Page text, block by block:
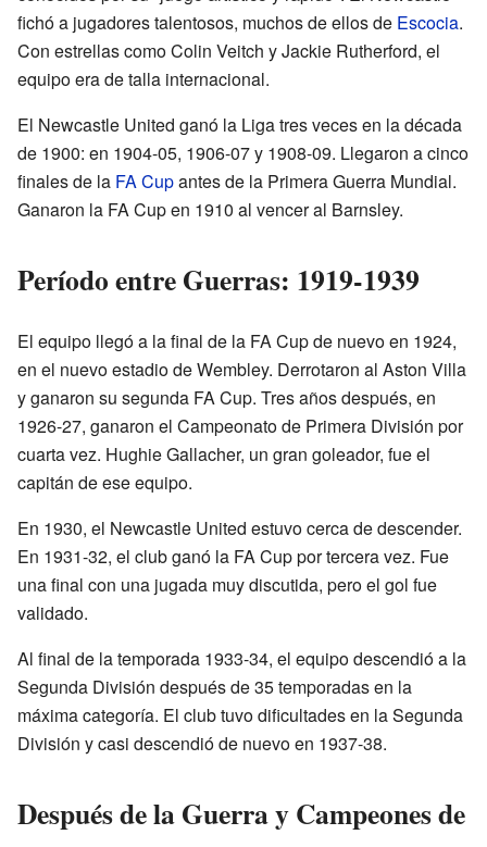
fichó a jugadores talentosos, muchos de ellos de Escocia.
Con estrellas como Colin Veitch y Jackie Rutherford, el
equipo era de talla internacional.
El Newcastle United ganó la Liga tres veces en la década
de 1900: en 1904-05, 1906-07 y 1908-09. Llegaron a cinco
finales de la FA Cupantes de la Primera Guerra Mundial.
Ganaron la FA Cup en 1910 al vencer al Barnsley.
Período entre Guerras: 1919-1939
El equipo llegó a la final de la FA Cup de nuevo en 1924,
en el nuevo estadio de Wembley. Derrotaron al Aston Villa
y ganaron su segunda FA Cup. Tres años después, en
1926-27, ganaron el Campeonato de Primera División por
cuarta vez. Hughie Gallacher, un gran goleador, fue el
capitán de ese equipo.
En 1930, el Newcastle United estuvo cerca de descender.
En 1931-32, el club ganó la FA Cup por tercera vez. Fue
una final con una jugada muy discutida, pero el gol fue
validado.
Al final de la temporada 1933-34, el equipo descendió a la
Segunda División después de 35 temporadas en la
máxima categoría. El club tuvo dificultades en la Segunda
División y casi descendió de nuevo en 1937-38.
Después de la Guerra y Campeones de